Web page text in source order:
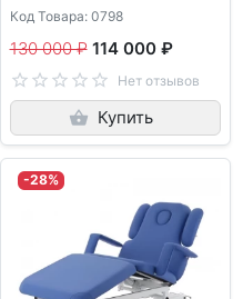
Код Товара: 0798
130 000 ₽ 114 000 ₽
Нет отзывов
Купить
-28%